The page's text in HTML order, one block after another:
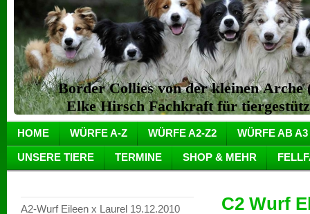
Border Collies von der kleinen
Elke Hirsch Fachkraft für
HOME WÜRFE A-Z WÜRFE A2-Z2 WÜRFE AB A3
UNSERE TIERE TERMINE SHOP & MEHR
A2-Wurf Eileen x Laurel 19.12.2010 C2 Wurf